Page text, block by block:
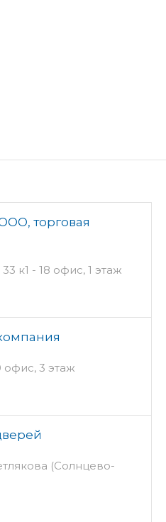
торговая
к1 - 18 офис, 1 этаж
офис, 3 этаж
(Солнцево-